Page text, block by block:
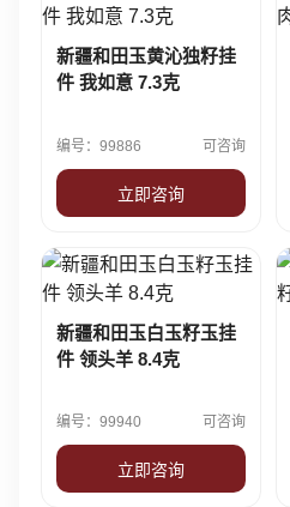
新疆和田玉黄沁独籽挂
件 我如意 7.3克
编号：99886 可咨询
立即咨询
新疆和田玉白玉籽玉挂
件 领头羊 8.4克
编号：99940 可咨询
立即咨询